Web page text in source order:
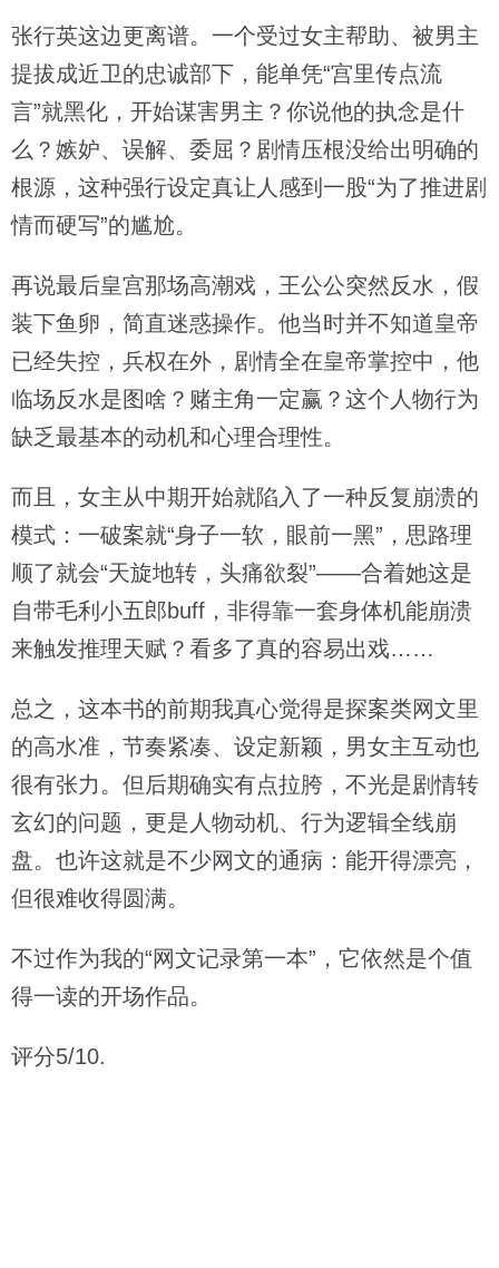
张行英这边更离谱。一个受过女主帮助、被男主
提拔成近卫的忠诚部下，能单凭“宫里传点流
言”就黑化，开始谋害男主？你说他的执念是什
么？嫉妒、误解、委屈？剧情压根没给出明确的
根源，这种强行设定真让人感到一股“为了推进剧
情而硬写”的尴尬。
再说最后皇宫那场高潮戏，王公公突然反水，假
装下鱼卵，简直迷惑操作。他当时并不知道皇帝
已经失控，兵权在外，剧情全在皇帝掌控中，他
临场反水是图啥？赌主角一定赢？这个人物行为
缺乏最基本的动机和心理合理性。
而且，女主从中期开始就陷入了一种反复崩溃的
模式：一破案就“身子一软，眼前一黑”，思路理
顺了就会“天旋地转，头痛欲裂”——合着她这是
自带毛利小五郎buff，非得靠一套身体机能崩溃
来触发推理天赋？看多了真的容易出戏……
总之，这本书的前期我真心觉得是探案类网文里
的高水准，节奏紧凑、设定新颖，男女主互动也
很有张力。但后期确实有点拉胯，不光是剧情转
玄幻的问题，更是人物动机、行为逻辑全线崩
盘。也许这就是不少网文的通病：能开得漂亮，
但很难收得圆满。
不过作为我的“网文记录第一本”，它依然是个值
得一读的开场作品。
评分5/10.